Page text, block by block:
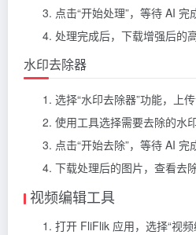
点击“开始处理”，等待 AI 完
处理完成后，下载增强后的
水印去除器
选择“水印去除器”功能，上
使用工具选择需要去除的水印
点击“开始去除”，等待 AI 完
下载处理后的图片，查看去
视频编辑工具
打开 FliFlik 应用，选择“视频